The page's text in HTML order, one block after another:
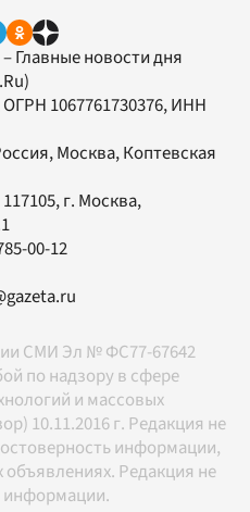
Главные новости дня
ОГРН 1067761730376, ИНН
Москва, Коптевская
117105, г. Москва,
00-12
СМИ Эл № ФС77-67642
по надзору в сфере
и массовых
10.11.2016 г. Редакция не
информации,
Редакция не
информации.